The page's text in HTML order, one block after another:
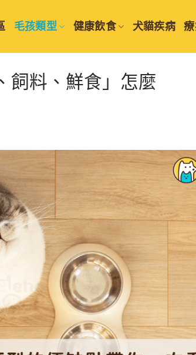
毛孩類型 健康飲食 犬貓疾病
飼料、鮮食」怎麼